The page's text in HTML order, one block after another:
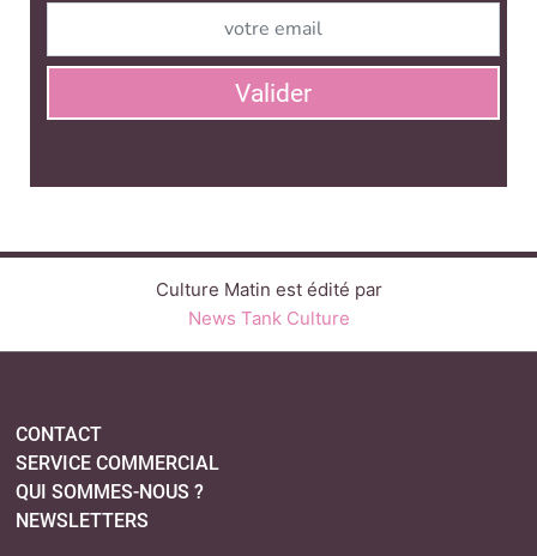
Valider
Culture Matin est édité par
News Tank Culture
CONTACT
SERVICE COMMERCIAL
QUI SOMMES-NOUS ?
NEWSLETTERS